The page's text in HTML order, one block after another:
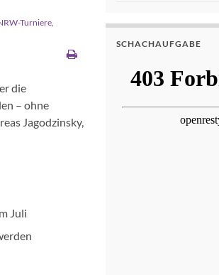
Turniere,
die
– ohne
Jagodzinsky,
Juli
SCHACHAUFGABE